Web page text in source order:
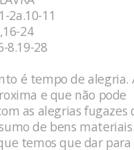
2a.10-11
24
8.19-28
é tempo de alegria.
e que não pode
as alegrias fugazes
de bens
temos que dar para